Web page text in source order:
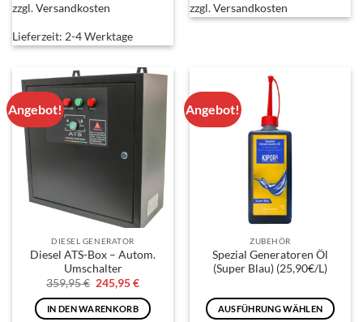
zzgl.Versandkosten
Lieferzeit: 2-4 Werktage
zzgl.Versandkosten
Angebot!
DIESEL GENERATOR
Diesel ATS-Box – Autom.
Umschalter
359,95€ Ursprünglicher
Preis
war:
359,95 €
245,95€Aktueller
ist:
245,95 €.
IN DEN WARENKORB
Angebot!
ZUBEHÖR
Spezial Generatoren Öl
(Super Blau) (25,90€/L)
AUSFÜHRUNG WÄHLEN